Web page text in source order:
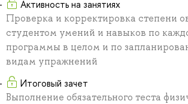
Активность на занятиях
Проверка и корректировка степени
студентом умений и навыков по
программы в целом и по
видам упражнений
Итоговый зачет
Выполнение обязательного теста